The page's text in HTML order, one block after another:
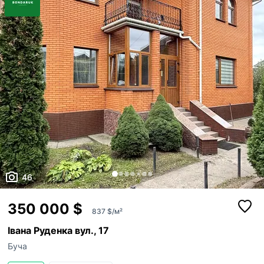
46
350 000 $ 837 $/м²
Івана Руденка вул., 17
Буча